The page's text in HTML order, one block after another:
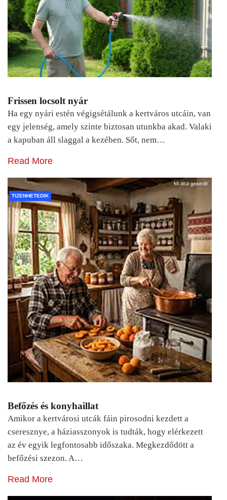
Frissen locsolt nyár
Ha egy nyári estén végigsétálunk a kertváros utcáin, van
egy jelenség, amely szinte biztosan utunkba akad. Valaki
a kapuban áll slaggal a kezében. Sőt, nem…
Read More
TIZENHETEDIK
Befőzés és konyhaillat
Amikor a kertvárosi utcák fáin pirosodni kezdett a
cseresznye, a háziasszonyok is tudták, hogy elérkezett
az év egyik legfontosabb időszaka. Megkezdődött a
befőzési szezon. A…
Read More